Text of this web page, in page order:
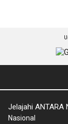
Jelajahi ANTARA
Nasional